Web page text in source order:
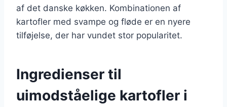
af det danske køkken. Kombinationen af
kartofler med svampe og fløde er en nyere
tilføjelse, der har vundet stor popularitet.
Ingredienser til
uimodståelige kartofler i